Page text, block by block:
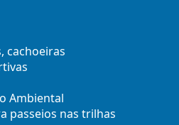
cachoeiras
Ambiental
passeios nas trilhas